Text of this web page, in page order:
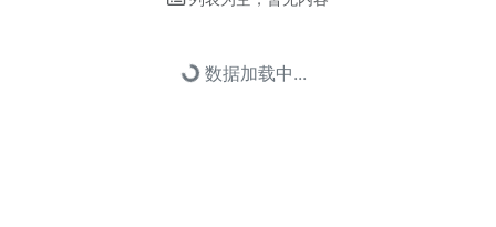
Loading...数据加载中...